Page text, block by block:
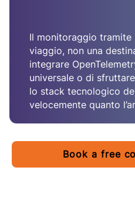
Il monitoraggio tramite
viaggio, non una
integrare
universale o di
lo stack tecnologico
velocemente quanto
Book a free